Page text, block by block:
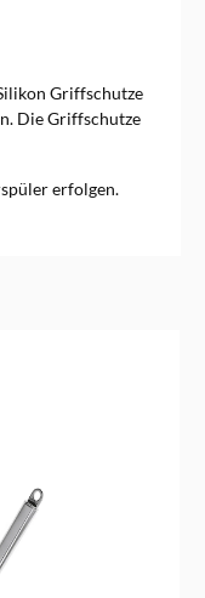
Griffschutze
Die Griffschutze
erfolgen.